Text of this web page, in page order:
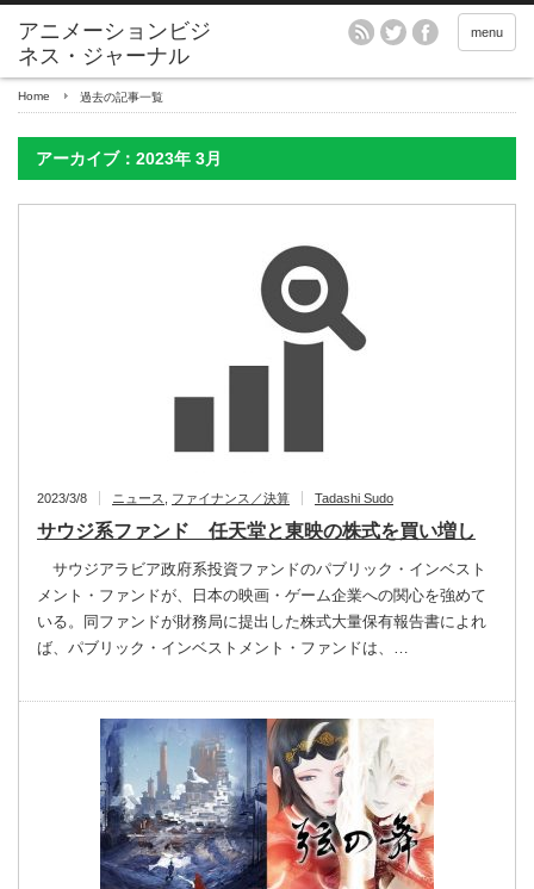
アニメーションビジ
ネス・ジャーナル
menu
Home 過去の記事一覧
アーカイブ：2023年 3月
2023/3/8 ニュース ファイナンス／決算 Tadashi Sudo
サウジ系ファンド 任天堂と東映の株式を買い増し
サウジアラビア政府系投資ファンドのパブリック・インベスト
メント・ファンドが、日本の映画・ゲーム企業への関心を強めて
いる。同ファンドが財務局に提出した株式大量保有報告書によれ
ば、パブリック・インベストメント・ファンドは、…